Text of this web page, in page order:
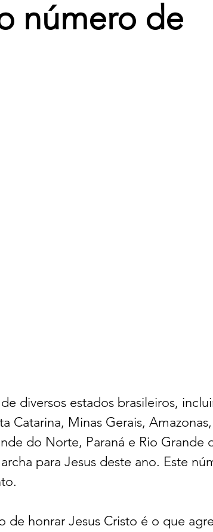
número de
diversos estados brasileiros,
Catarina, Minas Gerais,
do Norte, Paraná e Rio Grande
para Jesus deste ano. Este
de honrar Jesus Cristo é o que